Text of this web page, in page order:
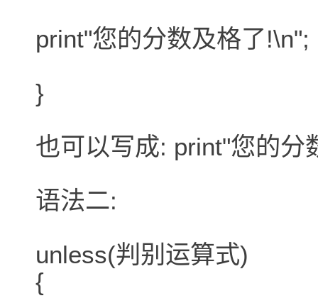
print"您的分数及格了!\n";
}
也可以写成: print"您的分
语法二:
unless(判别运算式)
{